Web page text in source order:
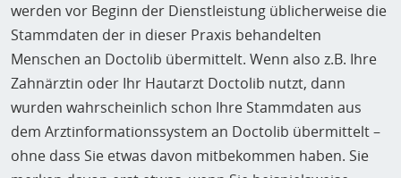
werden vor Beginn der Dienstleistung üblicherweise die
Stammdaten der in dieser Praxis behandelten
Menschen an Doctolib übermittelt. Wenn also z.B. Ihre
Zahnärztin oder Ihr Hautarzt Doctolib nutzt, dann
wurden wahrscheinlich schon Ihre Stammdaten aus
dem Arztinformationssystem an Doctolib übermittelt –
ohne dass Sie etwas davon mitbekommen haben. Sie